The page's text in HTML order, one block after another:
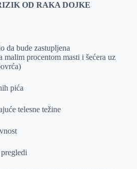
OD RAKA DOJKE
da bude zastupljena
malim procentom masti i šećera uz
pića
telesne težine